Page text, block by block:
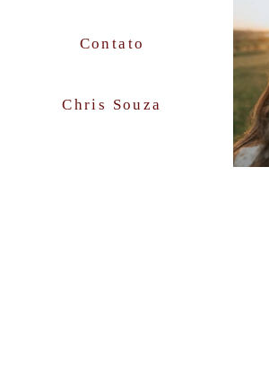
Contato
Chris Souza